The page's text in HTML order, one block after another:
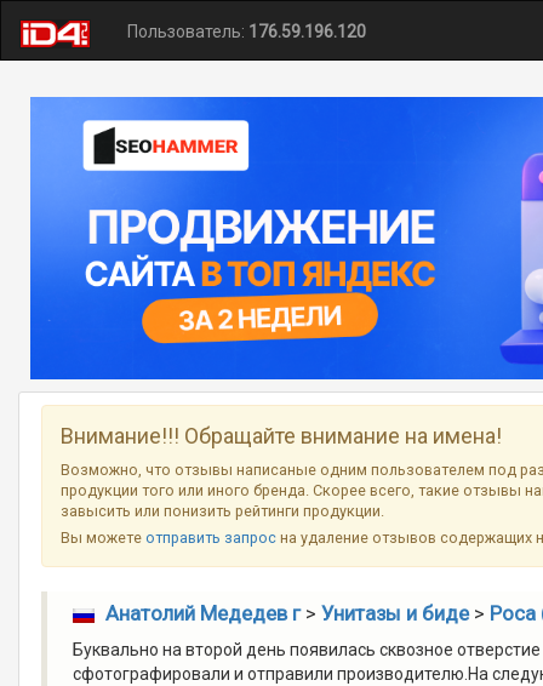
Пользователь: 176.59.196.120
Внимание!!! Обращайте внимание на имена!
Возможно, что отзывы написаные одним пользователем под
продукции того или иного бренда. Скорее всего, такие отзывы
завысить или понизить рейтинги продукции.
Вы можетеотправить запрос на удаление отзывов
Анатолий Медедев г> Унитазы и биде> Роса
Буквально на второй день появилась сквозное
сфотографировали и отправили производителю.На